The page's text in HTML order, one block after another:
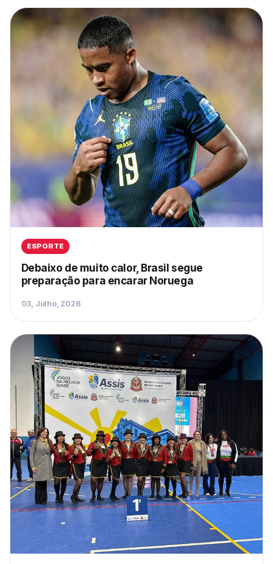
ESPORTE
Debaixo de muito calor, Brasil segue
preparação para encarar Noruega
03, Julho, 2026